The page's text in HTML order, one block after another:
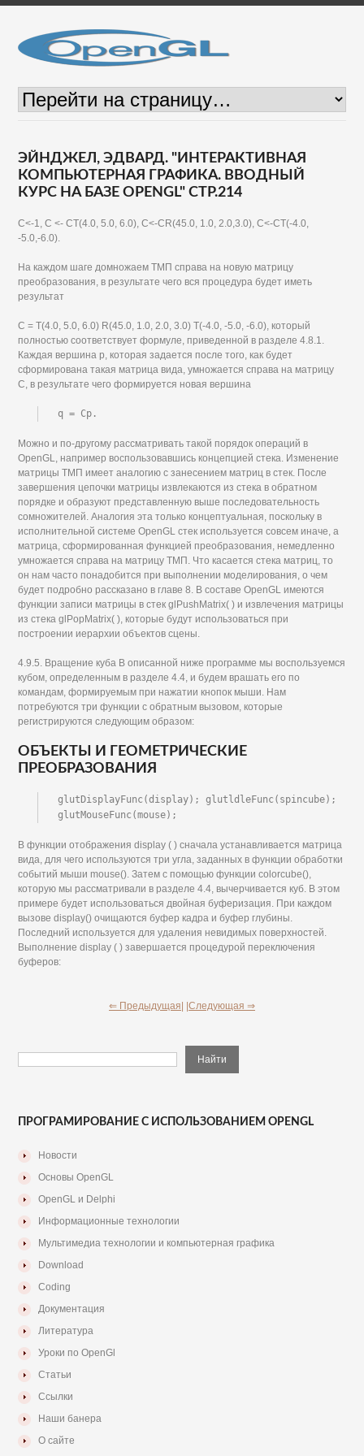
ЭЙНДЖЕЛ, ЭДВАРД. "ИНТЕРАКТИВНАЯ
КОМПЬЮТЕРНАЯ ГРАФИКА. ВВОДНЫЙ
КУРС НА БАЗЕ OPENGL" СТР.214
С<-1, С <- СТ(4.0, 5.0, 6.0), C<-CR(45.0, 1.0, 2.0,3.0), С<-СТ(-4.0,
-5.0,-6.0).
На каждом шаге домножаем ТМП справа на новую матрицу
преобразования, в результате чего вся процедура будет иметь
результат
С = Т(4.0, 5.0, 6.0) R(45.0, 1.0, 2.0, 3.0) Т(-4.0, -5.0, -6.0), который
полностью соответствует формуле, приведенной в разделе 4.8.1.
Каждая вершина р, которая задается после того, как будет
сформирована такая матрица вида, умножается справа на матрицу
С, в результате чего формируется новая вершина
q = Cp.
Можно и по-другому рассматривать такой порядок операций в
OpenGL, например воспользовавшись концепцией стека. Изменение
матрицы ТМП имеет аналогию с занесением матриц в стек. После
завершения цепочки матрицы извлекаются из стека в обратном
порядке и образуют представленную выше последовательность
сомножителей. Аналогия эта только концептуальная, поскольку в
исполнительной системе OpenGL стек используется совсем иначе, а
матрица, сформированная функцией преобразования, немедленно
умножается справа на матрицу ТМП. Что касается стека матриц, то
он нам часто понадобится при выполнении моделирования, о чем
будет подробно рассказано в главе 8. В составе OpenGL имеются
функции записи матрицы в стек glPushMatrix( ) и извлечения матрицы
из стека glPopMatrix( ), которые будут использоваться при
построении иерархии объектов сцены.
4.9.5. Вращение куба В описанной ниже программе мы воспользуемся
кубом, определенным в разделе 4.4, и будем врашать его по
командам, формируемым при нажатии кнопок мыши. Нам
потребуются три функции с обратным вызовом, которые
регистрируются следующим образом:
ОБЪЕКТЫ И ГЕОМЕТРИЧЕСКИЕ
ПРЕОБРАЗОВАНИЯ
glutDisplayFunc(display); glutldleFunc(spincube);
glutMouseFunc(mouse);
В функции отображения display ( ) сначала устанавливается матрица
вида, для чего используются три угла, заданных в функции обработки
событий мыши mouse(). Затем с помощью функции colorcube(),
которую мы рассматривали в разделе 4.4, вычерчивается куб. В этом
примере будет использоваться двойная буферизация. При каждом
вызове display() очищаются буфер кадра и буфер глубины.
Последний используется для удаления невидимых поверхностей.
Выполнение display ( ) завершается процедурой переключения
буферов:
⇐ Предыдущая| |Следующая ⇒
ПРОГРАМИРОВАНИЕ С ИСПОЛЬЗОВАНИЕМ OPENGL
Новости
Основы OpenGL
OpenGL и Delphi
Информационные технологии
Мультимедиа технологии и компьютерная графика
Download
Coding
Документация
Литература
Уроки по OpenGl
Статьи
Ссылки
Наши банера
О сайте